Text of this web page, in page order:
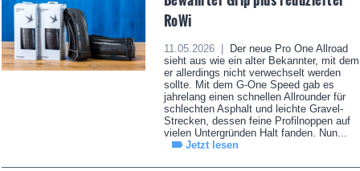
RoWi
11.05.2026 |
Der neue Pro One Allroad
sieht aus wie ein alter Bekannter, mit dem
er allerdings nicht verwechselt werden
sollte. Mit dem G-One Speed gab es
jahrelang einen schnellen Allrounder für
schlechten Asphalt und leichte Gravel-
Strecken, dessen feine Profilnoppen auf
vielen Untergründen Halt fanden. Nun...
Jetzt lesen